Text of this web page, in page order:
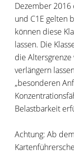
Dezember 2016
und C1E gelten
können diese
lassen. Die
die Altersgrenze
verlängern las
„besonderen
Belastbarkeit
Achtung: Ab
Kartenführersche